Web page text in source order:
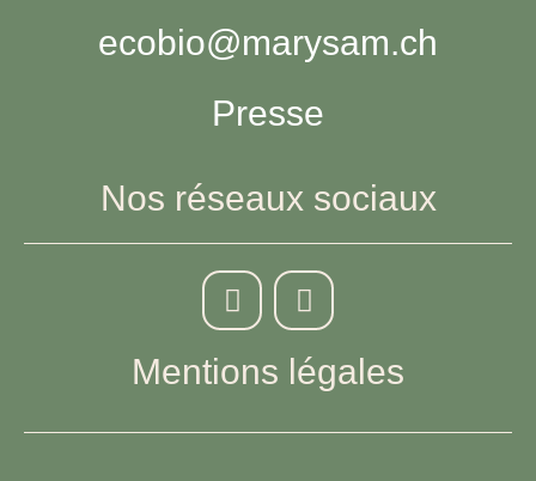
ecobio@marysam.ch
Presse
Nos réseaux sociaux
Mentions légales